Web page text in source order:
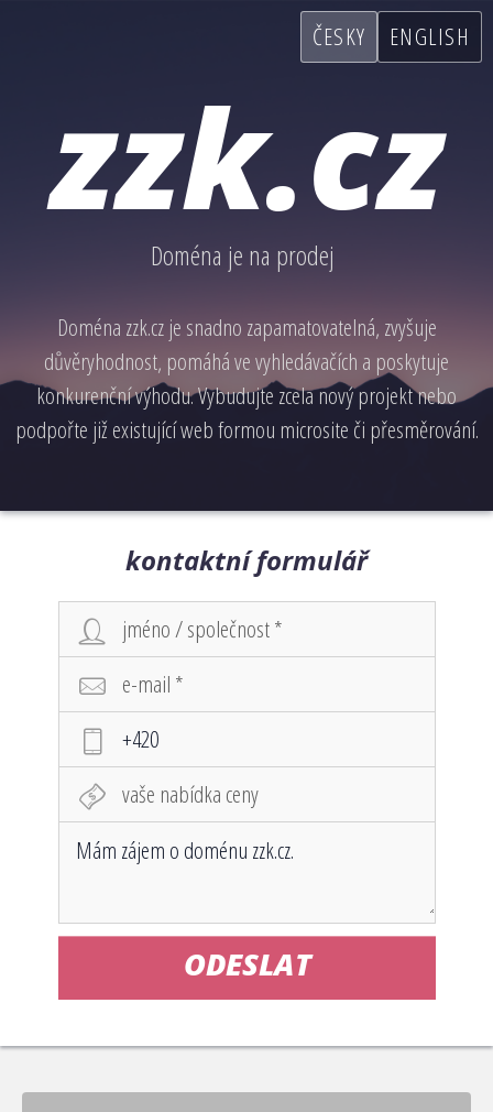
ČESKY ENGLISH
zzk.cz
Doména je na prodej
Doména zzk.cz je snadno zapamatovatelná, zvyšuje
důvěryhodnost, pomáhá ve vyhledávačích a poskytuje
konkurenční výhodu. Vybudujte zcela nový projekt nebo
podpořte již existující web formou microsite či přesměrování.
kontaktní formulář
ODESLAT